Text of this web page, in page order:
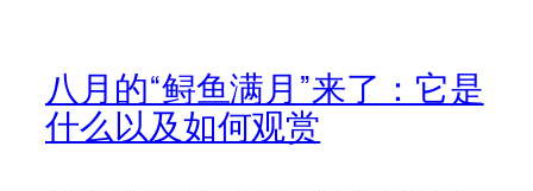
八月的“鲟鱼满月”来了：它是
什么以及如何观赏